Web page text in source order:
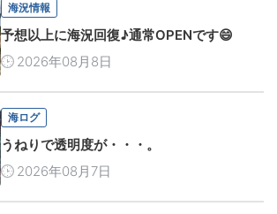
海況情報
予想以上に海況回復♪通常OPENです😄
2026年08月8日
海ログ
うねりで透明度が・・・。
2026年08月7日